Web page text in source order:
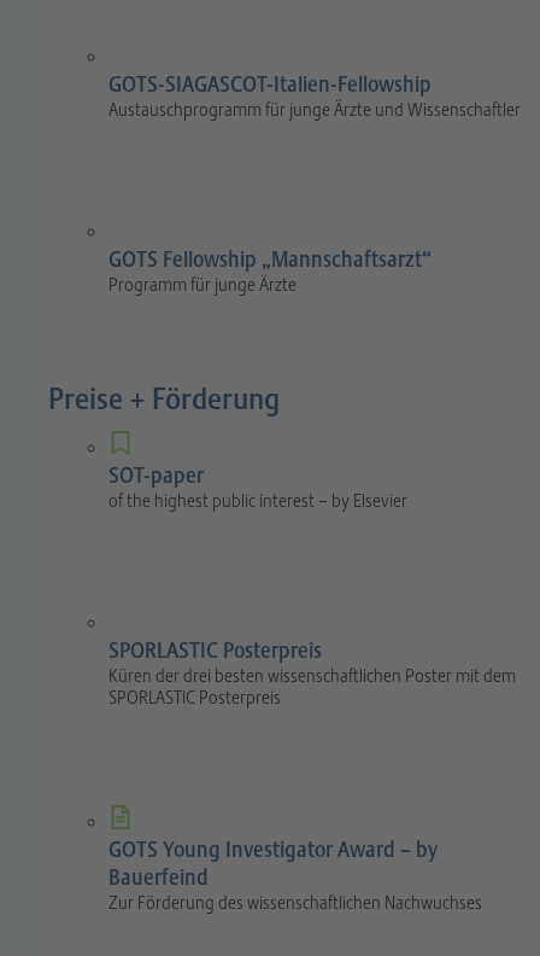
GOTS-SIAGASCOT-Italien-Fellowship
Austauschprogramm für junge Ärzte und Wissenschaftler
GOTS Fellowship „Mannschaftsarzt“
Programm für junge Ärzte
Preise + Förderung
SOT-paper
of the highest public interest – by Elsevier
SPORLASTIC Posterpreis
Küren der drei besten wissenschaftlichen Poster mit dem
SPORLASTIC Posterpreis
GOTS Young Investigator Award – by
Bauerfeind
Zur Förderung des wissenschaftlichen Nachwuchses